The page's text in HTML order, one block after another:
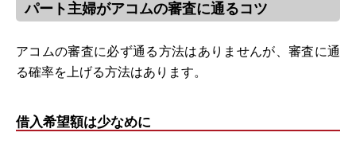
パート主婦がアコムの審査に通るコツ
アコムの審査に必ず通る方法はありませんが、審査に通
る確率を上げる方法はあります。
借入希望額は少なめに